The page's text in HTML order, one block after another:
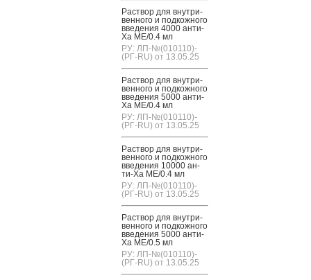
Рас­твор для внут­ри­
вен­но­го и под­кожно­го
вве­дения 4000 ан­ти-
Ха МЕ/0.4 мл
РУ: ЛП-№(010110)-
(РГ-RU) от 13.05.25
Рас­твор для внут­ри­
вен­но­го и под­кожно­го
вве­дения 5000 ан­ти-
Ха МЕ/0.4 мл
РУ: ЛП-№(010110)-
(РГ-RU) от 13.05.25
Рас­твор для внут­ри­
вен­но­го и под­кожно­го
вве­дения 10000 ан­
ти-Ха МЕ/0.4 мл
РУ: ЛП-№(010110)-
(РГ-RU) от 13.05.25
Рас­твор для внут­ри­
вен­но­го и под­кожно­го
вве­дения 5000 ан­ти-
Ха МЕ/0.5 мл
РУ: ЛП-№(010110)-
(РГ-RU) от 13.05.25